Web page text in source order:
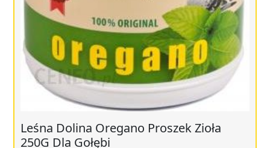
Leśna Dolina Oregano Proszek Zioła
250G Dla Gołębi